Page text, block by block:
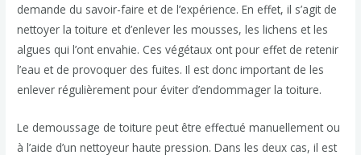
demande du savoir-faire et de l’expérience. En effet, il s’agit de
nettoyer la toiture et d’enlever les mousses, les lichens et les
algues qui l’ont envahie. Ces végétaux ont pour effet de retenir
l’eau et de provoquer des fuites. Il est donc important de les
enlever régulièrement pour éviter d’endommager la toiture.
Le demoussage de toiture peut être effectué manuellement ou
à l’aide d’un nettoyeur haute pression. Dans les deux cas, il est